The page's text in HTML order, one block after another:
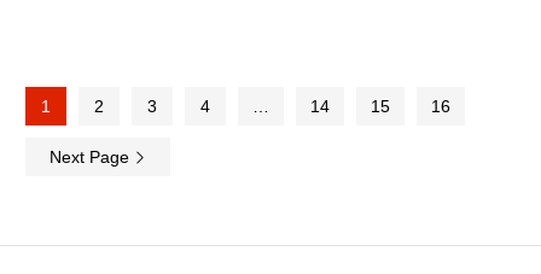
1 2 3 4 14 15 16
Next Page